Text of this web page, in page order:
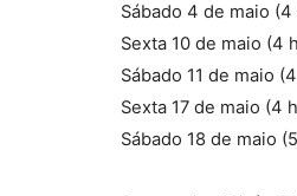
Sábado 4 de maio (4
Sexta 10 de maio (4
Sábado 11 de maio
Sexta 17 de maio (4
Sábado 18 de maio